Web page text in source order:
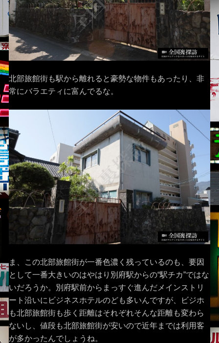
北部旅館街も駅から離れると豪勢な物件もあったり、非
常にバラエティに富んでるな。
ま、この北部旅館街が一番色濃く残っているのも、要因
として一番大きいのはやはり別府駅からの“駅チカ”ではな
いだろうか。別府駅前からまっすぐ進んだメインストリ
ート沿いにビジネスホテルのども多いんですが、ビジホ
も北部旅館街も歩く距離はそれぞれそんな距離も変わら
ないし、値段も北部旅館街が安いので近年までは利用客
が多かったんでしょうね。